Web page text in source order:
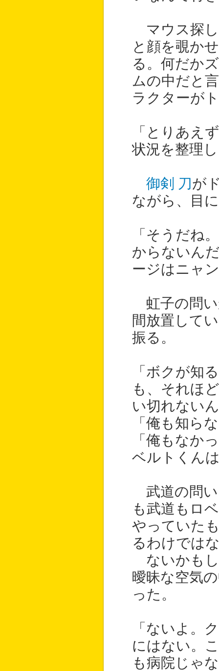
マウス探し
と顔を覗か
る。何だか
ムの中だと
ラクターが
「とりあえ
状況を整理
御剣 刀が
ながら、目
「そうだね
からないん
ージはニャ
虹子の問い
間放置して
振る。
「ボクが知
も、それほ
い切れない
「俺も知ら
「俺もなか
ベルトくん
武道の問い
も武道もロ
やっていた
るわけでは
ないかもし
曖昧な空気
った。
「ないよ。
にはない。
も病院じゃ